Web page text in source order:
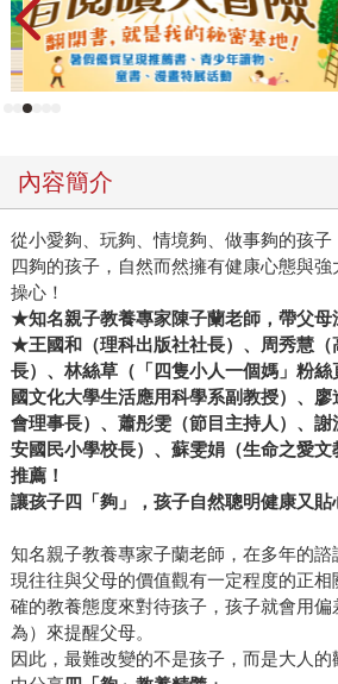
內容簡介
從小愛夠、玩夠、情境夠、做事夠的孩子
四夠的孩子，自然而然擁有健康心態與
操心！
★知名親子教養專家陳子蘭老師，帶父母
★王國和（理科出版社社長）、周秀慧（
長）、林絲草（「四隻小人一個媽」粉
國文化大學生活應用科學系副教授）、
會理事長）、蕭彤雯（節目主持人）、謝
安國民小學校長）、蘇雯娟（生命之愛文
推薦！
讓孩子四「夠」，孩子自然聰明健康又貼
知名親子教養專家子蘭老師，在多年的
現往往與父母的價值觀有一定程度的正
確的教養態度來對待孩子，孩子就會用
為）來提醒父母。
因此，最難改變的不是孩子，而是大人